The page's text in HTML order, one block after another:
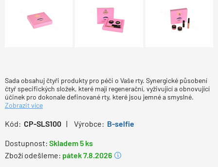
Sada obsahuj čtyři produkty pro péči o Vaše rty. Synergické působení
čtyř specifických složek, které mají regenerační, vyživující a obnovující
účinek pro dokonale definované rty, které jsou jemné a smyslné.
Zobrazit více
Kód: CP-SLS100 Výrobce: B-selfie
Dostupnost: Skladem 5 ks
Zboží odešleme: pátek 7.8.2026